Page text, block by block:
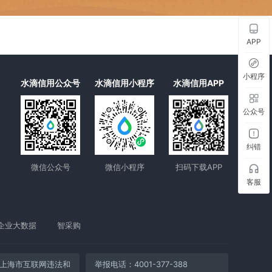
水滴信用公众号
微信公众号
水滴信用小程序
微信小程序
水滴信用APP
扫码下载APP
业大数据 智采购
上海市互联网违法和
举报电话：4001-377-388
APP
小程序
公众号
纠错
客服